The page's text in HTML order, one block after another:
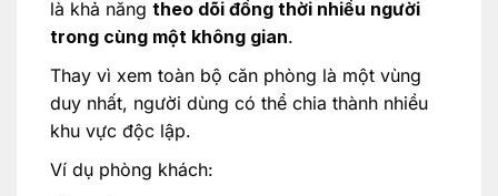
là khả năng theo dõi đồng thời nhiều người
trong cùng một không gian.
Thay vì xem toàn bộ căn phòng là một vùng
duy nhất, người dùng có thể chia thành nhiều
khu vực độc lập.
Ví dụ phòng khách: